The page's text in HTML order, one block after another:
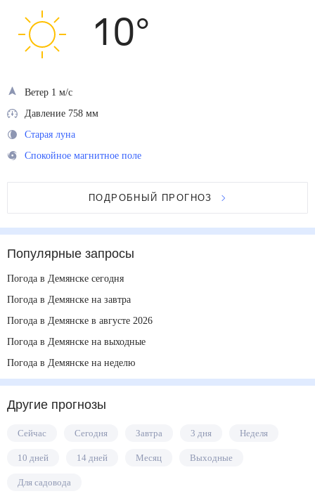
10°
Ветер 1 м/с
Давление 758 мм
Старая луна
Спокойное магнитное поле
ПОДРОБНЫЙ ПРОГНОЗ
Популярные запросы
Погода в Демянске сегодня
Погода в Демянске на завтра
Погода в Демянске в августе 2026
Погода в Демянске на выходные
Погода в Демянске на неделю
Другие прогнозы
Сейчас Сегодня Завтра 3 дня Неделя
10 дней 14 дней Месяц Выходные
Для садовода